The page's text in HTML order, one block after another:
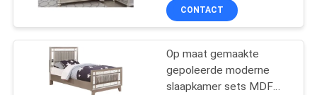
De reeksen van het
slaapkamermeubilair
CONTACT
Op maat gemaakte
gepoleerde moderne
slaapkamer sets MDF